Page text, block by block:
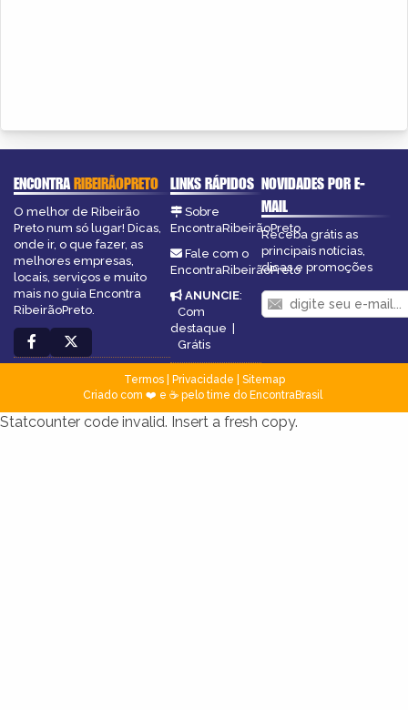
ENCONTRARIBEIRÃOPRETO
O melhor de Ribeirão
Preto num só lugar! Dicas,
onde ir, o que fazer, as
melhores empresas,
locais, serviços e muito
mais no guia Encontra
RibeirãoPreto.
LINKS RÁPIDOS
Sobre
EncontraRibeirãoPreto
Fale com o
EncontraRibeirãoPreto
ANUNCIE:
Com
destaque |
Grátis
NOVIDADES POR E-
MAIL
Receba grátis as
principais notícias,
dicas e promoções
Termos| Privacidade
Sitemap
Criado com ❤️ e ☕ pelo time do EncontraBrasil
Statcounter code invalid. Insert a fresh copy.